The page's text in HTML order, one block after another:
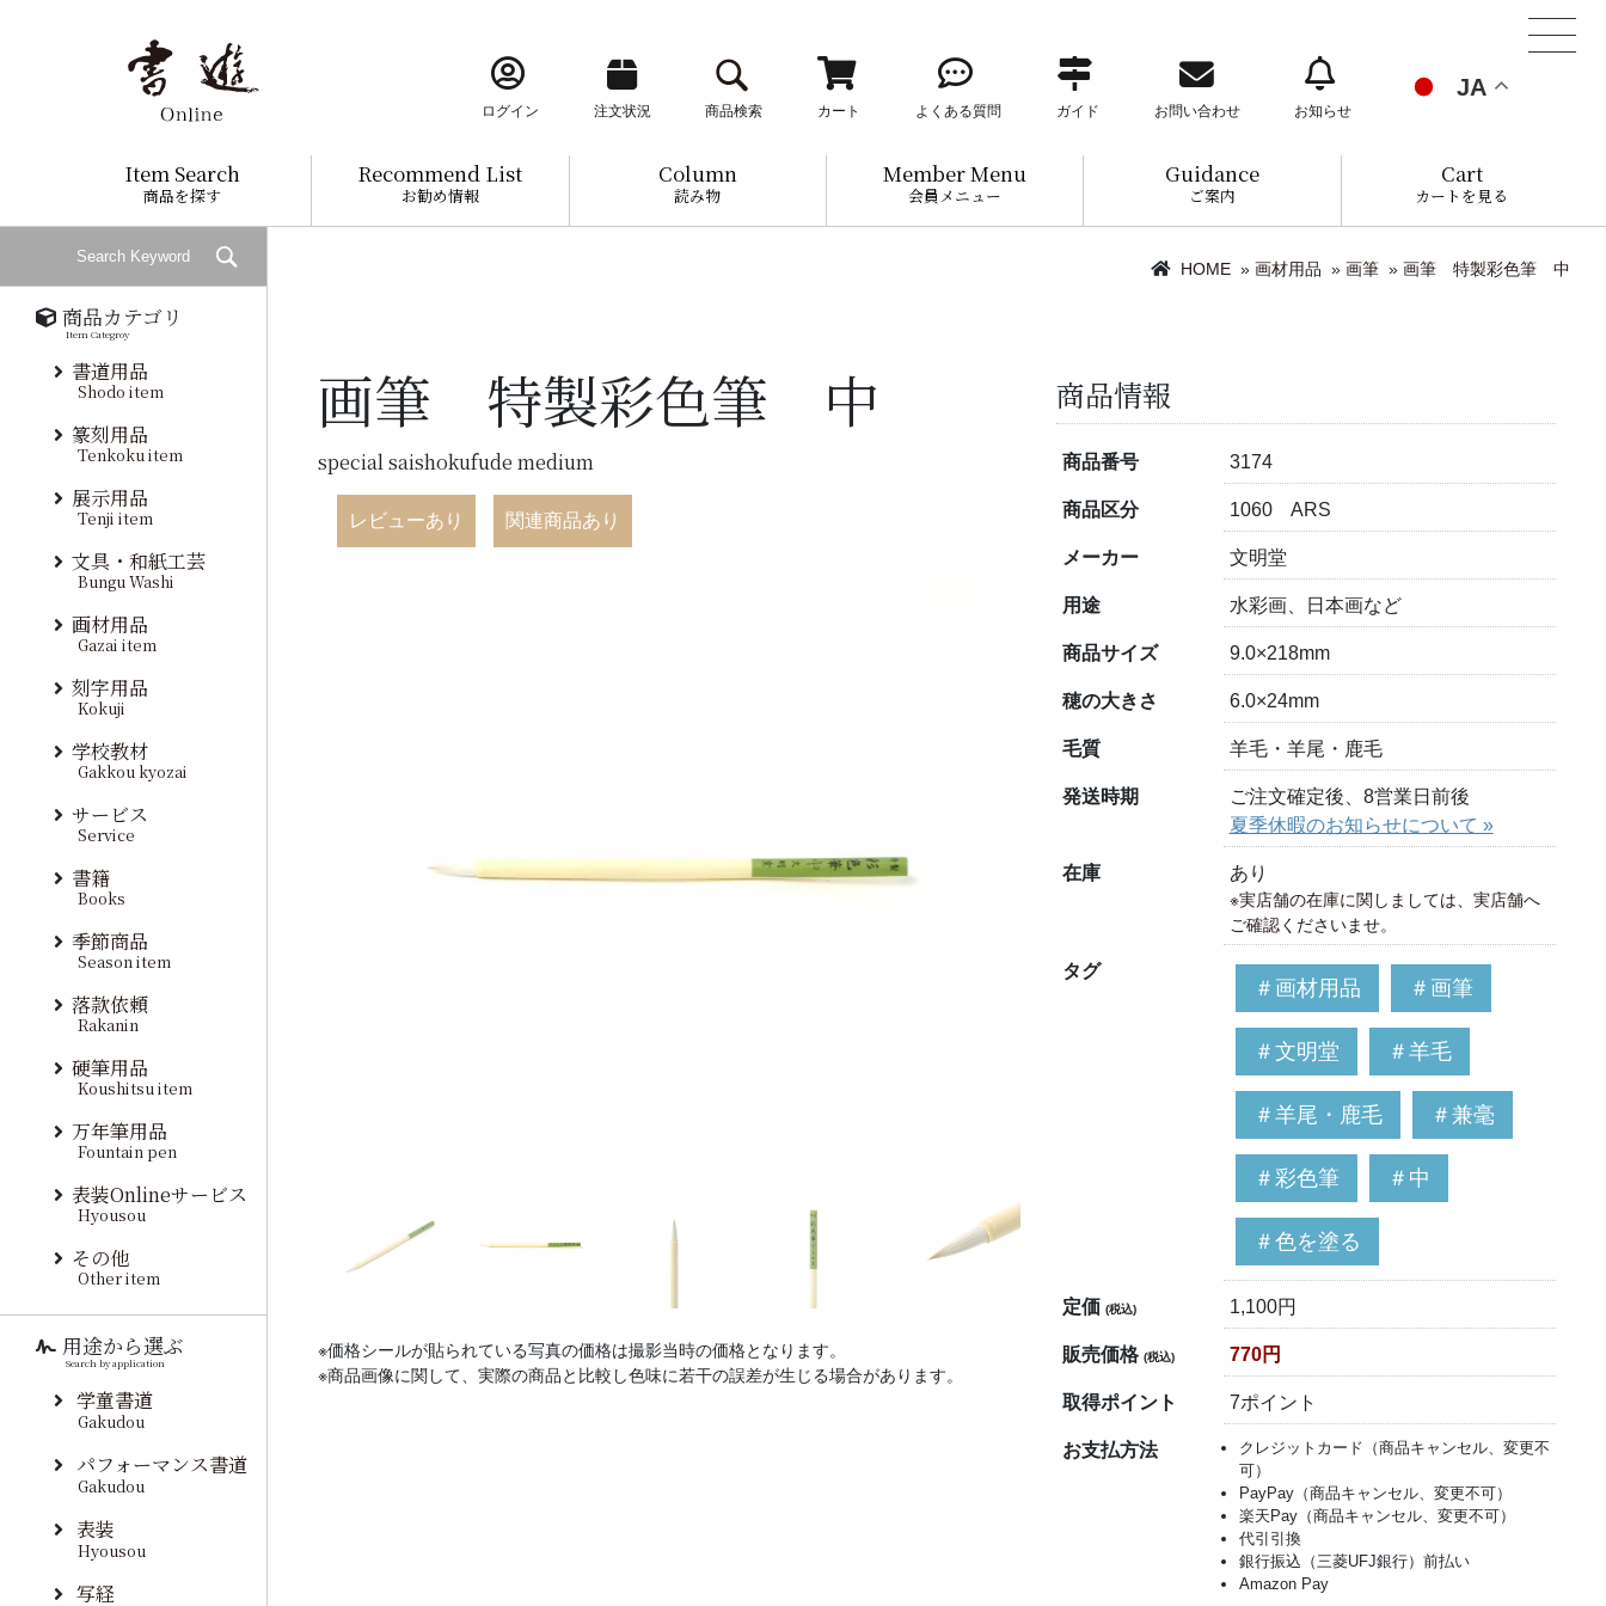
ログイン 注文状況 商品検索 カート よくある質問 ガイド お問い合わせ お知らせ
JA
Item Search
商品を探す
Recommend List
お勧め情報
Column
読み物
Member Menu
会員メニュー
Guidance
ご案内
Cart
カートを見る
HOME » 画材用品 » 画筆 » 画筆 特製彩色筆 中
画筆 特製彩色筆 中
special saishokufude medium
レビューあり 関連商品あり
※価格シールが貼られている写真の価格は撮影当時の価格となります。
※商品画像に関して、実際の商品と比較し色味に若干の誤差が生じる場合があります。
商品情報
商品番号 3174
商品区分 1060 ARS
メーカー 文明堂
用途 水彩画、日本画など
商品サイズ 9.0×218mm
穂の大きさ 6.0×24mm
毛質 羊毛・羊尾・鹿毛
発送時期
ご注文確定後、8営業日前後
夏季休暇のお知らせについて »
在庫 あり
※実店舗の在庫に関しましては、実店舗へ
ご確認くださいませ。
タグ
＃画材用品 ＃画筆
＃文明堂 ＃羊毛
＃羊尾・鹿毛 ＃兼毫
＃彩色筆 ＃中
＃色を塗る
定価(税込) 1,100円
販売価格(税込) 770円
取得ポイント 7ポイント
お支払方法
クレジットカード（商品キャンセル、変更不
可）
PayPay（商品キャンセル、変更不可）
楽天Pay（商品キャンセル、変更不可）
代引引換
銀行振込（三菱UFJ銀行）前払い
Amazon Pay
商品カテゴリ
Item Categroy
書道用品
Shodo item
篆刻用品
Tenkoku item
展示用品
Tenji item
文具・和紙工芸
Bungu Washi
画材用品
Gazai item
刻字用品
Kokuji
学校教材
Gakkou kyozai
サービス
Service
書籍
Books
季節商品
Season item
落款依頼
Rakanin
硬筆用品
Koushitsu item
万年筆用品
Fountain pen
表装Onlineサービス
Hyousou
その他
Other item
用途から選ぶ
Search by application
学童書道
Gakudou
パフォーマンス書道
Gakudou
表装
Hyousou
写経